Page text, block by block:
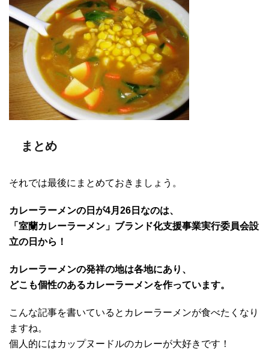
まとめ
それでは最後にまとめておきましょう。
カレーラーメンの日が4月26日なのは、
「室蘭カレーラーメン」ブランド化支援事業実行委員会設
立の日から！
カレーラーメンの発祥の地は各地にあり、
どこも個性のあるカレーラーメンを作っています。
こんな記事を書いているとカレーラーメンが食べたくなり
ますね。
個人的にはカップヌードルのカレーが大好きです！